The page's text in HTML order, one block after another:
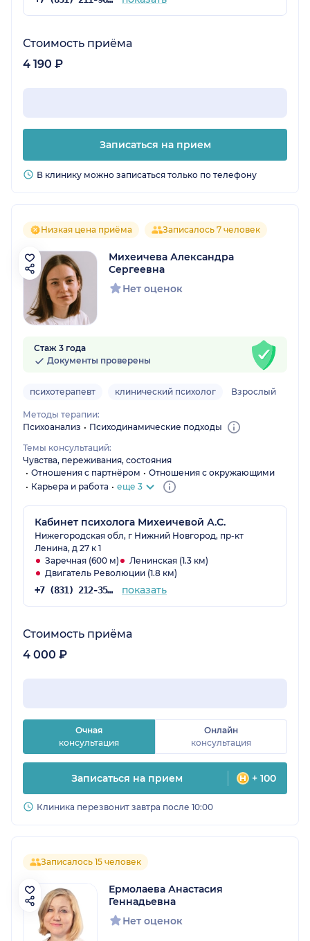
Стоимость приёма
4 190 ₽
Записаться на прием
В клинику можно записаться только по телефону
Низкая цена приёма Записалось 7 человек
Михеичева Александра
Сергеевна
Нет оценок
Стаж 3 года
Документы проверены
психотерапевт клинический психолог Взрослый
Методы терапии:
Психоанализ
Психодинамические подходы
Темы консультаций:
Чувства, переживания, состояния
Отношения с партнёром
Отношения с окружающими
Карьера и работа
еще 3
Кабинет психолога Михеичевой А.С.
Нижегородская обл, г Нижний Новгород, пр-кт
Ленина, д 27 к 1
Заречная (600 м)
Ленинская (1.3 км)
Двигатель Революции (1.8 км)
+7 (831) 212-35-61 показать
Стоимость приёма
4 000 ₽
Очная
консультация
Онлайн
консультация
Записаться на прием + 100
Клиника перезвонит завтра после 10:00
Записалось 15 человек
Ермолаева Анастасия
Геннадьевна
Нет оценок